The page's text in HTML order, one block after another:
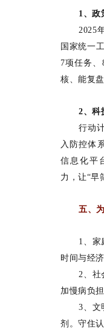
1、政
2025
国家统一
7项任务
核、能复
2、科
行动
入防控体
信息化平
力，让“早
五、
1、家
时间与经济
2、社
加慢病负
3、文
剂。守住